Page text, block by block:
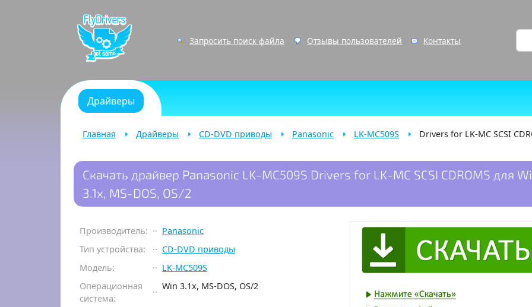
Запросить поиск файла Отзывы пользователей Контакты
Драйверы
Главная Драйверы CD-DVD приводы Panasonic LK-MC509S Drivers for LK-MC SCSI
Скачать драйвер Panasonic LK-MC509S Drivers for LK-MC SCSI CDROMS для
3.1x, MS-DOS, OS/2
Производитель:
Panasonic
Тип устройства:
CD-DVD приводы
Модель:
LK-MC509S
Операционная
система:
Win 3.1x, MS-DOS, OS/2